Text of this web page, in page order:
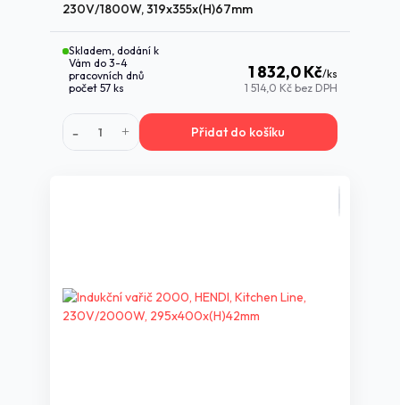
230V/1800W, 319x355x(H)67mm
1 832,0 Kč/ks
1 514,0 Kč bez DPH
Skladem, dodání k
Vám do 3-4
pracovních dnů
počet 57 ks
Přidat do košíku